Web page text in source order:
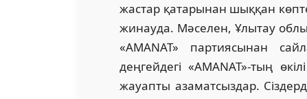
жастар қатарынан шыққан
жинауда. Мәселен, Ұлытау
«AMANAT» партиясынан
деңгейдегі «AMANAT»-тың
жауапты азаматсыздар.